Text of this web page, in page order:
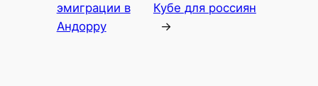
эмиграции в
Андорру
Кубе для россиян
→